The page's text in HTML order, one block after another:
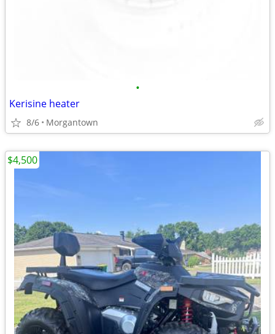
•
Kerisine heater
8/6 Morgantown
$4,500